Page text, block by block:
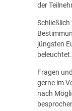
der
Schließlich
jüngsten
beleuchtet.
Fragen
gerne im
nach